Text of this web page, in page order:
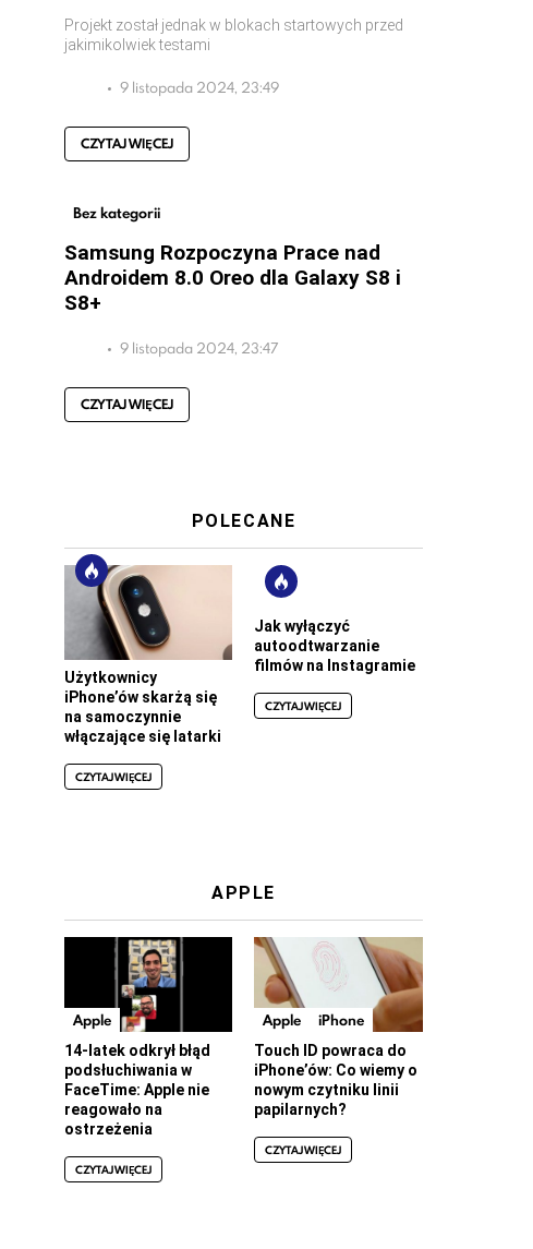
Projekt został jednak w blokach startowych przed
jakimikolwiek testami
9 listopada 2024, 23:49
CZYTAJ WIĘCEJ
Bez kategorii
Samsung Rozpoczyna Prace nad
Androidem 8.0 Oreo dla Galaxy S8 i
S8+
9 listopada 2024, 23:47
CZYTAJ WIĘCEJ
POLECANE
Użytkownicy
iPhone’ów skarżą się
na samoczynnie
włączające się latarki
CZYTAJ WIĘCEJ
Jak wyłączyć
autoodtwarzanie
filmów na Instagramie
CZYTAJ WIĘCEJ
APPLE
Apple
14-latek odkrył błąd
podsłuchiwania w
FaceTime: Apple nie
reagowało na
ostrzeżenia
CZYTAJ WIĘCEJ
Apple iPhone
Touch ID powraca do
iPhone’ów: Co wiemy o
nowym czytniku linii
papilarnych?
CZYTAJ WIĘCEJ